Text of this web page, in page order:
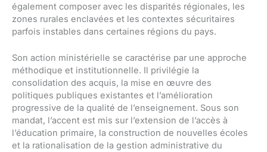
également composer avec les disparités régionales, les
zones rurales enclavées et les contextes sécuritaires
parfois instables dans certaines régions du pays.
Son action ministérielle se caractérise par une approche
méthodique et institutionnelle. Il privilégie la
consolidation des acquis, la mise en œuvre des
politiques publiques existantes et l’amélioration
progressive de la qualité de l’enseignement. Sous son
mandat, l’accent est mis sur l’extension de l’accès à
l’éducation primaire, la construction de nouvelles écoles
et la rationalisation de la gestion administrative du